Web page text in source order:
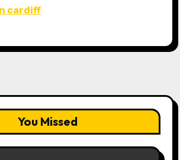
cardiff
You Missed